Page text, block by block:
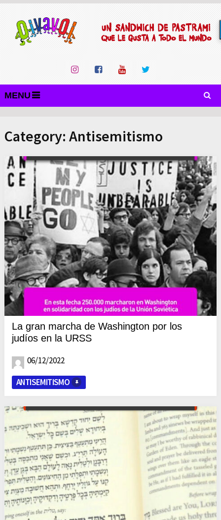
MENU
Category: Antisemitismo
La gran marcha de Washington por los
judíos en la URSS
06/12/2022
ANTISEMITISMO